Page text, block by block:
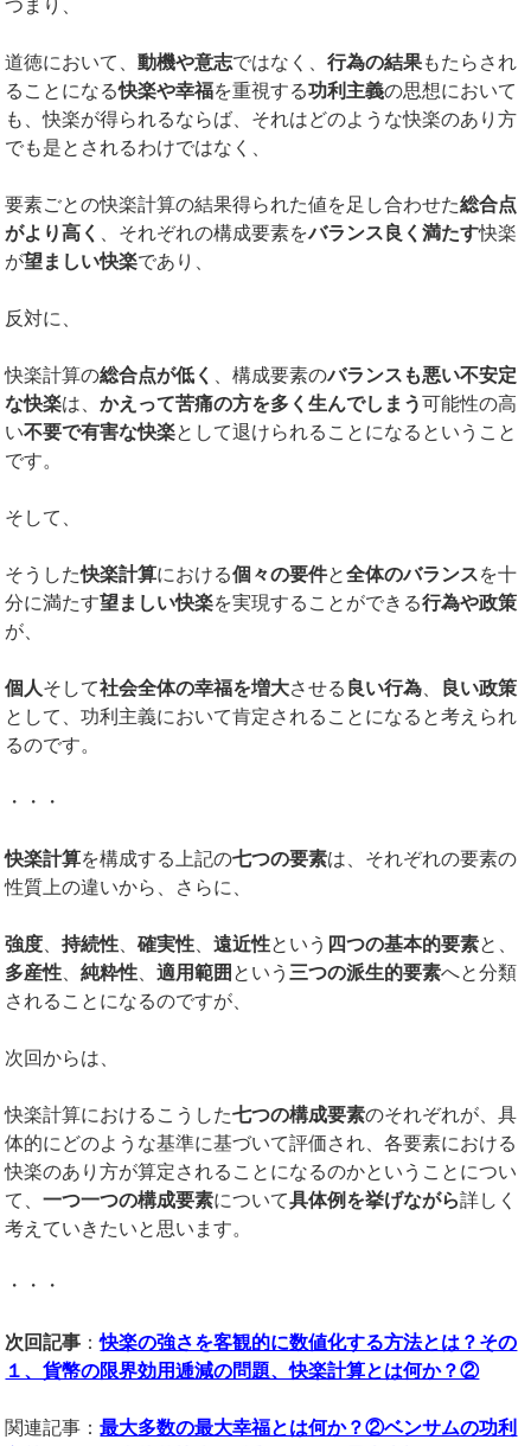
つまり、
道徳において、動機や意志ではなく、行為の結果もたらされ
ることになる快楽や幸福を重視する功利主義の思想において
も、快楽が得られるならば、それはどのような快楽のあり方
でも是とされるわけではなく、
要素ごとの快楽計算の結果得られた値を足し合わせた総合点
がより高く 、それぞれの構成要素をバランス良く満たす快楽
が望ましい快楽であり、
反対に、
快楽計算の総合点が低く 、構成要素のバランスも悪い不安定
な快楽は、かえって苦痛の方を多く生んでしまう 可能性の高
い不要で有害な快楽として退けられることになるということ
です。
そして、
そうした快楽計算における個々の要件と全体のバランスを十
分に満たす望ましい快楽を実現することができる行為や政策
が、
個人そして社会全体の幸福を増大させる 良い行為、
良い政策
として、功利主義において肯定されることになると考えられ
るのです。
・・・
快楽計算を構成する上記の七つの要素は、それぞれの要素の
性質上の違いから、さらに、
強度、持続性、確実性、遠近性という 四つの基本的要素と、
多産性、純粋性、適用範囲 という三つの派生的要素へと分類
されることになるのですが、
次回からは、
快楽計算におけるこうした七つの構成要素のそれぞれが、具
体的にどのような基準に基づいて評価され、各要素における
快楽のあり方が算定されることになるのかということについ
て、一つ一つの構成要素について具体例を挙げながら詳しく
考えていきたいと思います。
・・・
次回記事 ：快楽の強さを客観的に数値化する方法とは？その
１、貨幣の限界効用逓減の問題、快楽計算とは何か？②
関連記事：最大多数の最大幸福とは何か？②ベンサムの功利